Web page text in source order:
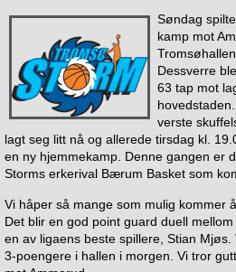
Søndag
kamp mot
Dessverre
63 tap mot
verste
lagt seg litt nå og allerede tirsdag kl.
en ny hjemmekamp. Denne gangen er
Storms erkerival Bærum Basket som
Vi håper så mange som mulig kommer
Det blir en god point guard duell
en av ligaens beste spillere, Stian
3-poengere i hallen i morgen. Vi tror